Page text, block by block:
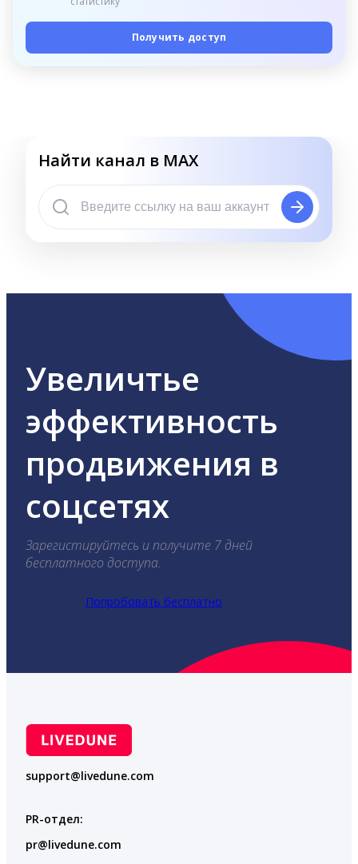
Получить доступ
Найти канал в MAX
Увеличтье
эффективность
продвижения в
соцсетях
Зарегистируйтесь и получите 7 дней
бесплатного доступа.
Попробовать бесплатно
support@livedune.com
PR-отдел:
pr@livedune.com